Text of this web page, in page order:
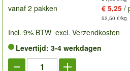
vanaf 2 pakken € 5,25 /
52,50 €/kg
Incl. 9% BTW excl. Verzendkosten
Levertijd: 3-4 werkdagen